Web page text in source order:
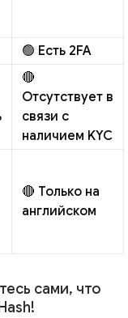
🟢 Есть 2FA
🔴
Отсутствует в
связи с
наличием KYC
🔴 Только на
английском
сами, что